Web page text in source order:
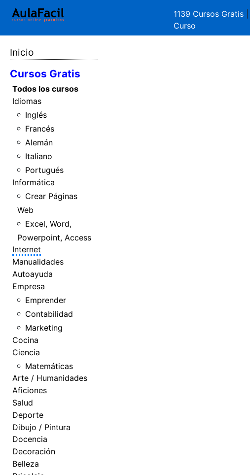
1139 Cursos Gratis
Curso
Inicio
Cursos Gratis
Todos los cursos
Idiomas
Inglés
Francés
Alemán
Italiano
Portugués
Informática
Crear Páginas
Web
Excel, Word,
Powerpoint, Access
Internet
Manualidades
Autoayuda
Empresa
Emprender
Contabilidad
Marketing
Cocina
Ciencia
Matemáticas
Arte / Humanidades
Aficiones
Salud
Deporte
Dibujo / Pintura
Docencia
Decoración
Belleza